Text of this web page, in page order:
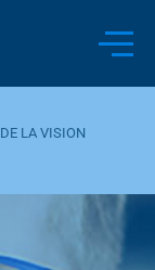
LA VISION